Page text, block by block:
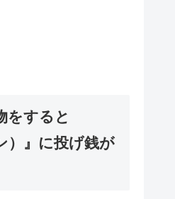
をすると
）』に投げ銭が